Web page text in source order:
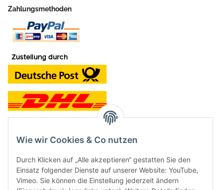
Zahlungsmethoden
Neben dem Onlineshop haben wir ein Ladengeschäft in Hütten:
Frontline Games
Wie wir Cookies & Co nutzen
Durch Klicken auf „Alle akzeptieren“ gestatten Sie den
Einsatz folgender Dienste auf unserer Website: YouTube,
Vimeo. Sie können die Einstellung jederzeit ändern